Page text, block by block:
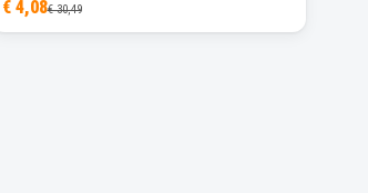
€ 4,08€ 30,49